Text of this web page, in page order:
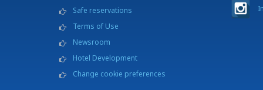
Safe reservations
Terms of Use
Newsroom
Hotel Development
Change cookie preferences